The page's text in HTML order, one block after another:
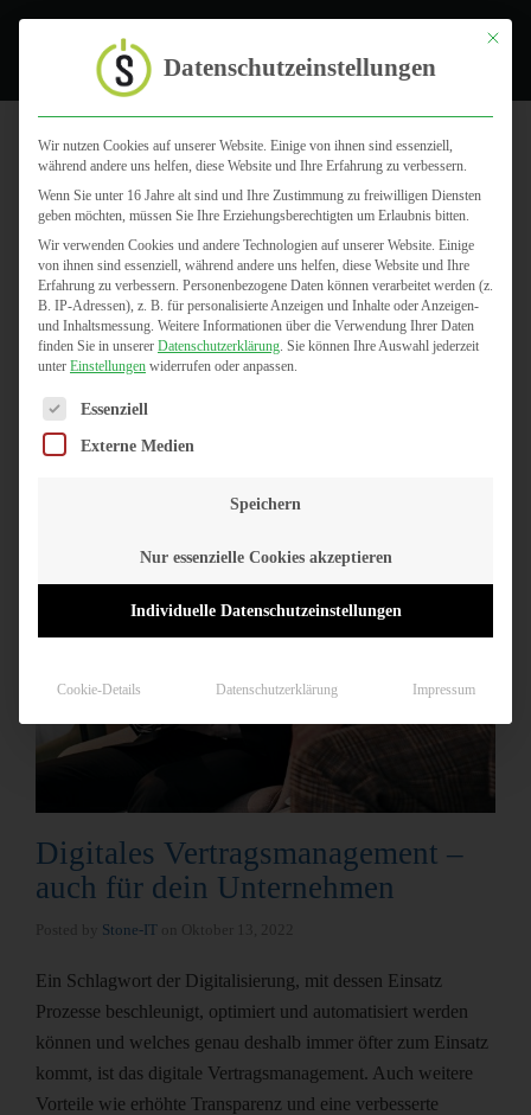
Stone-IT
Digitales Vertragsmanagement –
auch für dein Unternehmen
Stone-IT
Ein Schlagwort der Digitalisierung, mit dessen Einsatz
Prozesse beschleunigt, optimiert und automatisiert werden
können und welches genau deshalb immer öfter zum Einsatz
kommt, ist das digitale Vertragsmanagement. Auch weitere
Vorteile wie erhöhte Transparenz und eine verbesserte
Mit
Datenschutzeinstellungen
Wir nutzen Cookies auf unserer Website. Einige von ihnen sind essenziell,
während andere uns helfen, diese Website und Ihre Erfahrung zu verbessern.
Wenn Sie unter 16 Jahre alt sind und Ihre Zustimmung zu freiwilligen Diensten
geben möchten, müssen Sie Ihre Erziehungsberechtigten um Erlaubnis bitten.
Wir verwenden Cookies und andere Technologien auf unserer Website. Einige
von ihnen sind essenziell, während andere uns helfen, diese Website und Ihre
Erfahrung zu verbessern. Personenbezogene Daten können verarbeitet werden (z.
B. IP-Adressen), z. B. für personalisierte Anzeigen und Inhalte oder Anzeigen-
und Inhaltsmessung. Weitere Informationen über die Verwendung Ihrer Daten
finden Sie in unserer Datenschutzerklärung. Sie können Ihre Auswahl jederzeit
unter Einstellungen widerrufen oder anpassen.
Es folgt eine Liste der Service-Gruppen, für die eine
Essenziell
Externe Medien
Speichern
Nur essenzielle Cookies akzeptieren
Individuelle Datenschutzeinstellungen
Cookie-Details Datenschutzerklärung Impressum